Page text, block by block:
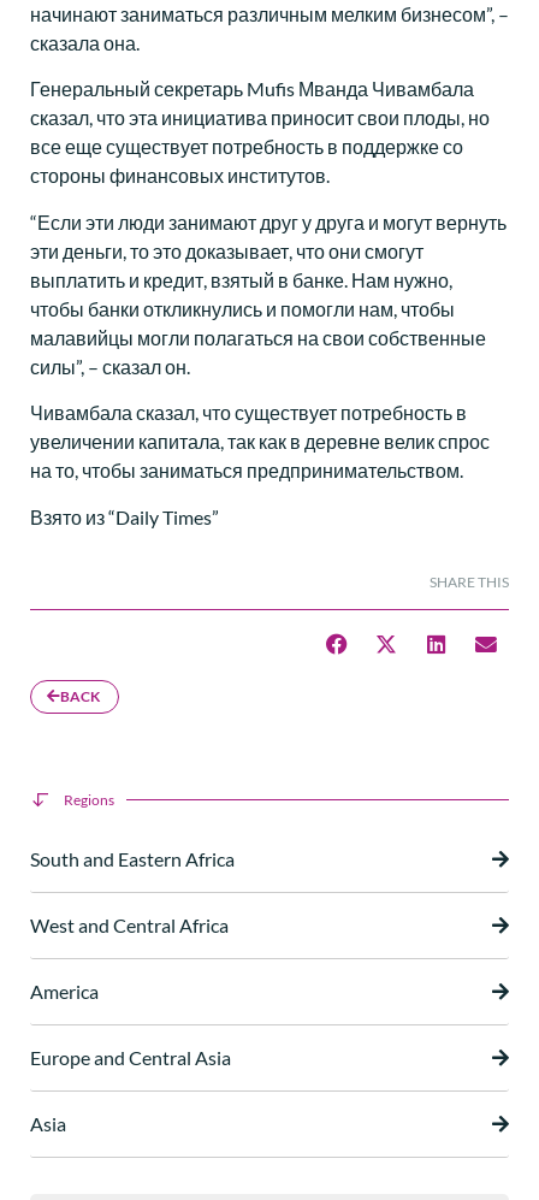
начинают заниматься различным мелким бизнесом”, –
сказала она.
Генеральный секретарь Mufis Мванда Чивамбала
сказал, что эта инициатива приносит свои плоды, но
все еще существует потребность в поддержке со
стороны финансовых институтов.
“Если эти люди занимают друг у друга и могут вернуть
эти деньги, то это доказывает, что они смогут
выплатить и кредит, взятый в банке. Нам нужно,
чтобы банки откликнулись и помогли нам, чтобы
малавийцы могли полагаться на свои собственные
силы”, – сказал он.
Чивамбала сказал, что существует потребность в
увеличении капитала, так как в деревне велик спрос
на то, чтобы заниматься предпринимательством.
Взято из “Daily Times”
SHARE THIS
BACK
Regions
South and Eastern Africa
West and Central Africa
America
Europe and Central Asia
Asia